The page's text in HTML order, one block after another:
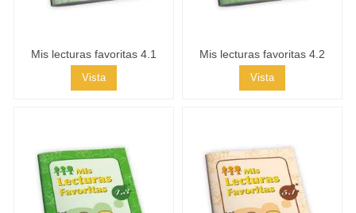
Mis lecturas favoritas 4.1
Vista
Mis lecturas favoritas 4.2
Vista